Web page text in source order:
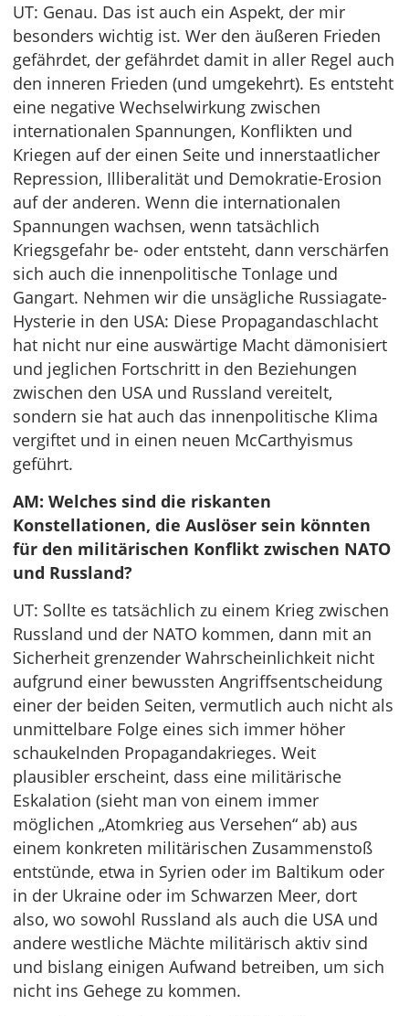
UT: Genau. Das ist auch ein Aspekt, der mir
besonders wichtig ist. Wer den äußeren Frieden
gefährdet, der gefährdet damit in aller Regel auch
den inneren Frieden (und umgekehrt). Es entsteht
eine negative Wechselwirkung zwischen
internationalen Spannungen, Konflikten und
Kriegen auf der einen Seite und innerstaatlicher
Repression, Illiberalität und Demokratie-Erosion
auf der anderen. Wenn die internationalen
Spannungen wachsen, wenn tatsächlich
Kriegsgefahr be- oder entsteht, dann verschärfen
sich auch die innenpolitische Tonlage und
Gangart. Nehmen wir die unsägliche Russiagate-
Hysterie in den USA: Diese Propagandaschlacht
hat nicht nur eine auswärtige Macht dämonisiert
und jeglichen Fortschritt in den Beziehungen
zwischen den USA und Russland vereitelt,
sondern sie hat auch das innenpolitische Klima
vergiftet und in einen neuen McCarthyismus
geführt.
AM: Welches sind die riskanten
Konstellationen, die Auslöser sein könnten
für den militärischen Konflikt zwischen NATO
und Russland?
UT: Sollte es tatsächlich zu einem Krieg zwischen
Russland und der NATO kommen, dann mit an
Sicherheit grenzender Wahrscheinlichkeit nicht
aufgrund einer bewussten Angriffsentscheidung
einer der beiden Seiten, vermutlich auch nicht als
unmittelbare Folge eines sich immer höher
schaukelnden Propagandakrieges. Weit
plausibler erscheint, dass eine militärische
Eskalation (sieht man von einem immer
möglichen „Atomkrieg aus Versehen“ ab) aus
einem konkreten militärischen Zusammenstoß
entstünde, etwa in Syrien oder im Baltikum oder
in der Ukraine oder im Schwarzen Meer, dort
also, wo sowohl Russland als auch die USA und
andere westliche Mächte militärisch aktiv sind
und bislang einigen Aufwand betreiben, um sich
nicht ins Gehege zu kommen.